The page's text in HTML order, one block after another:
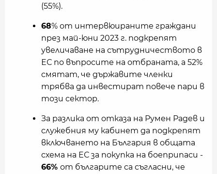
(55%).
68% от интервюираните граждани
през май-юни 2023 г. подкрепят
увеличаване на сътрудничеството в
ЕС по въпросите на отбраната, а 52%
смятат, че държавите членки
трябва да инвестират повече пари в
този сектор.
За разлика от отказа на Румен Радев и
служебния му кабинет да подкрепят
включването на България в общата
схема на ЕС за покупка на боеприпаси -
66% от българите са съгласни, че